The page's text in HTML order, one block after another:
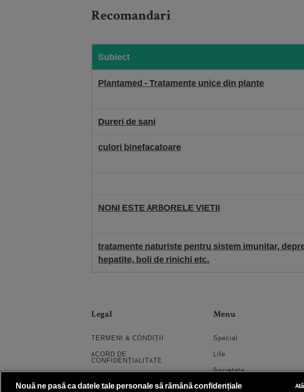
Recomandari
Subiect
Plantamed - Tratamente unice din plante
Dureri de sani
culori binefacatoare
NONI ESTE ARBORELE VIETII
tratamente naturiste pentru sistem imunitar,
hepatite, boli de rinichi etc.
Legal
TERMENI & CONDIȚII
ACORD DE
CONFIDENȚIALITATE
Menu
Special
Life
Societate
Stil
Nouă ne pasă ca datele tale personale să rămână confidențiale